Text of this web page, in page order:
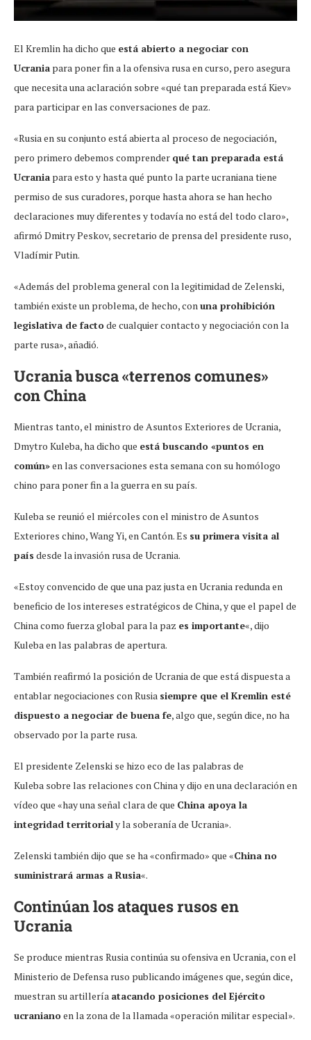
El Kremlin ha dicho que está abierto a negociar con
Ucrania para poner fin a la ofensiva rusa en curso, pero asegura
que necesita una aclaración sobre «qué tan preparada está Kiev»
para participar en las conversaciones de paz.
«Rusia en su conjunto está abierta al proceso de negociación,
pero primero debemos comprender qué tan preparada está
Ucrania para esto y hasta qué punto la parte ucraniana tiene
permiso de sus curadores, porque hasta ahora se han hecho
declaraciones muy diferentes y todavía no está del todo claro»,
afirmó Dmitry Peskov, secretario de prensa del presidente ruso,
Vladímir Putin.
«Además del problema general con la legitimidad de Zelenski,
también existe un problema, de hecho, conuna prohibición
legislativa de factode cualquier contacto y negociación con la
parte rusa», añadió.
Ucrania busca «terrenos comunes»
con China
Mientras tanto, el ministro de Asuntos Exteriores de Ucrania,
Dmytro Kuleba, ha dicho que está buscando «puntos en
común»en las conversaciones esta semana con su homólogo
chino para poner fin a la guerra en su país.
Kuleba se reunió el miércoles con el ministro de Asuntos
Exteriores chino, Wang Yi, en Cantón. Es su primera visita al
país desde la invasión rusa de Ucrania.
«Estoy convencido de que una paz justa en Ucrania redunda en
beneficio de los intereses estratégicos de China, y que el papel de
China como fuerza global para la paz es importante«, dijo
Kuleba en las palabras de apertura.
También reafirmó la posición de Ucrania de que está dispuesta a
entablar negociaciones con Rusia siempre que el Kremlin esté
dispuesto a negociar de buena fe, algo que, según dice, no ha
observado por la parte rusa.
El presidente Zelenski se hizo eco de las palabras de
Kuleba sobre las relaciones con China y dijo en una declaración en
vídeo que «hay una señal clara de que China apoya la
integridad territorialy la soberanía de Ucrania».
Zelenski también dijo que se ha «confirmado» que «China no
suministrará armas a Rusia«.
Continúan los ataques rusos en
Ucrania
Se produce mientras Rusia continúa su ofensiva en Ucrania, con el
Ministerio de Defensa ruso publicando imágenes que, según dice,
muestran su artillería atacando posiciones del Ejército
ucranianoen la zona de la llamada «operación militar especial».